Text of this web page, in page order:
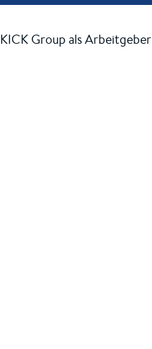
KICK Group als Arbeitgeber